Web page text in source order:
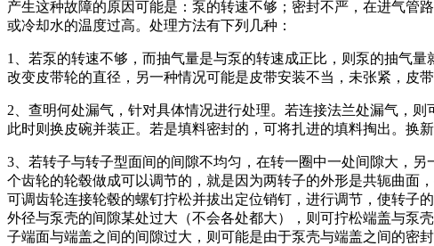
产生这种故障的原因可能是：泵的转速不够；密封不严，在进气管
或冷却水的温度过高。处理方法有下列几种：
1、若泵的转速不够，而抽气量是与泵的转速成正比，则泵的抽气
改变皮带轮的直径，另一种情况可能是皮带安装不当，未张紧，皮
2、查明何处漏气，针对具体情况进行处理。若连接法兰处漏气，
此时则换皮碗并装正。若是填料密封的，可将扎进的填料掏出。换
3、若转子与转子型面间的间隙不均匀，在转一圈中一处间隙大，
个齿轮的轮毂做成可以调节的，就是因为两转子的外形是共轭曲面
可调齿轮连接轮毂的螺钉拧松并拔出定位销钉，进行调节，使转子
外径与泵壳的间隙某处过大（不会各处都大），则可拧松端盖与泵
子端面与端盖之间的间隙过大，则可能是由于泵壳与端盖之间的密